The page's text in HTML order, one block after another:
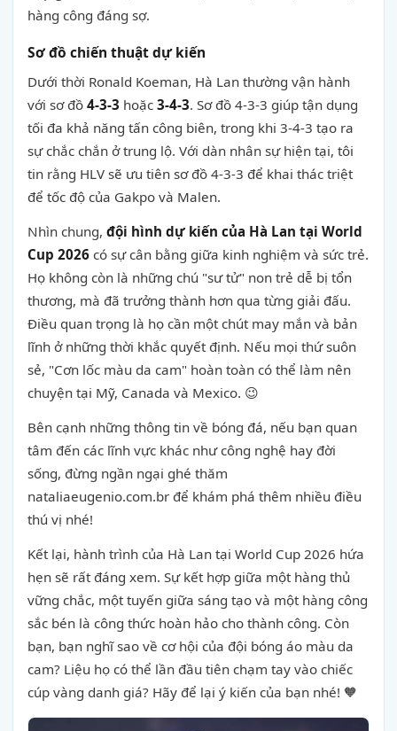
hàng công đáng sợ.
Sơ đồ chiến thuật dự kiến
Dưới thời Ronald Koeman, Hà Lan thường vận hành
với sơ đồ 4-3-3 hoặc 3-4-3. Sơ đồ 4-3-3 giúp tận dụng
tối đa khả năng tấn công biên, trong khi 3-4-3 tạo ra
sự chắc chắn ở trung lộ. Với dàn nhân sự hiện tại, tôi
tin rằng HLV sẽ ưu tiên sơ đồ 4-3-3 để khai thác triệt
để tốc độ của Gakpo và Malen.
Nhìn chung, đội hình dự kiến của Hà Lan tại World
Cup 2026 có sự cân bằng giữa kinh nghiệm và sức trẻ.
Họ không còn là những chú "sư tử" non trẻ dễ bị tổn
thương, mà đã trưởng thành hơn qua từng giải đấu.
Điều quan trọng là họ cần một chút may mắn và bản
lĩnh ở những thời khắc quyết định. Nếu mọi thứ suôn
sẻ, "Cơn lốc màu da cam" hoàn toàn có thể làm nên
chuyện tại Mỹ, Canada và Mexico. 😉
Bên cạnh những thông tin về bóng đá, nếu bạn quan
tâm đến các lĩnh vực khác như công nghệ hay đời
sống, đừng ngần ngại ghé thăm
nataliaeugenio.com.br để khám phá thêm nhiều điều
thú vị nhé!
Kết lại, hành trình của Hà Lan tại World Cup 2026 hứa
hẹn sẽ rất đáng xem. Sự kết hợp giữa một hàng thủ
vững chắc, một tuyến giữa sáng tạo và một hàng công
sắc bén là công thức hoàn hảo cho thành công. Còn
bạn, bạn nghĩ sao về cơ hội của đội bóng áo màu da
cam? Liệu họ có thể lần đầu tiên chạm tay vào chiếc
cúp vàng danh giá? Hãy để lại ý kiến của bạn nhé! 🧡